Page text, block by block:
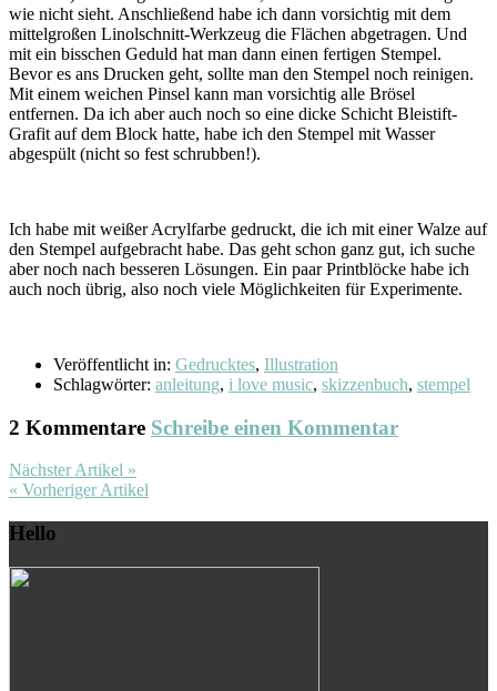
wie nicht sieht. Anschließend habe ich dann vorsichtig mit dem
mittelgroßen Linolschnitt-Werkzeug die Flächen abgetragen. Und
mit ein bisschen Geduld hat man dann einen fertigen Stempel.
Bevor es ans Drucken geht, sollte man den Stempel noch reinigen.
Mit einem weichen Pinsel kann man vorsichtig alle Brösel
entfernen. Da ich aber auch noch so eine dicke Schicht Bleistift-
Grafit auf dem Block hatte, habe ich den Stempel mit Wasser
abgespült (nicht so fest schrubben!).
Ich habe mit weißer Acrylfarbe gedruckt, die ich mit einer Walze auf
den Stempel aufgebracht habe. Das geht schon ganz gut, ich suche
aber noch nach besseren Lösungen. Ein paar Printblöcke habe ich
auch noch übrig, also noch viele Möglichkeiten für Experimente.
Veröffentlicht in: Gedrucktes, Illustration
Schlagwörter: anleitung, i love music, skizzenbuch, stempel
2 Kommentare Schreibe einen Kommentar
Nächster Artikel »
« Vorheriger Artikel
Hello